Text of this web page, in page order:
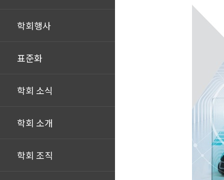
학회행사
표준화
학회 소식
학회 소개
학회 조직